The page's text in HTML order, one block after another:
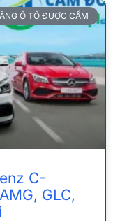
Ô TÔ ĐƯỢC CẦM
C-
GLC,